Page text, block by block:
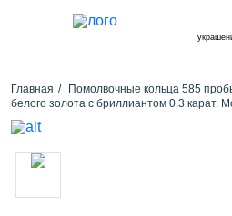
Главная Помолвочные кольца 585
белого золота с бриллиантом 0.3 карат.